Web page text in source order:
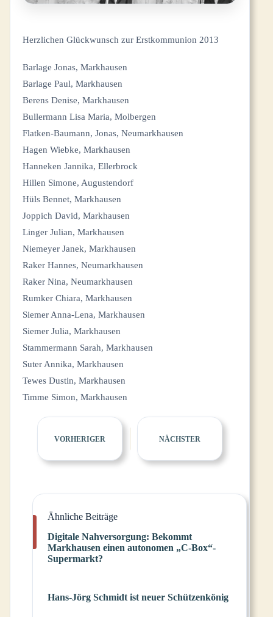
Herzlichen Glückwunsch zur Erstkommunion 2013
Barlage Jonas, Markhausen
Barlage Paul, Markhausen
Berens Denise, Markhausen
Bullermann Lisa Maria, Molbergen
Flatken-Baumann, Jonas, Neumarkhausen
Hagen Wiebke, Markhausen
Hanneken Jannika, Ellerbrock
Hillen Simone, Augustendorf
Hüls Bennet, Markhausen
Joppich David, Markhausen
Linger Julian, Markhausen
Niemeyer Janek, Markhausen
Raker Hannes, Neumarkhausen
Raker Nina, Neumarkhausen
Rumker Chiara, Markhausen
Siemer Anna-Lena, Markhausen
Siemer Julia, Markhausen
Stammermann Sarah, Markhausen
Suter Annika, Markhausen
Tewes Dustin, Markhausen
Timme Simon, Markhausen
VORHERIGER NÄCHSTER
Ähnliche Beiträge
Digitale Nahversorgung: Bekommt
Markhausen einen autonomen „C-Box“-
Supermarkt?
Hans-Jörg Schmidt ist neuer Schützenkönig